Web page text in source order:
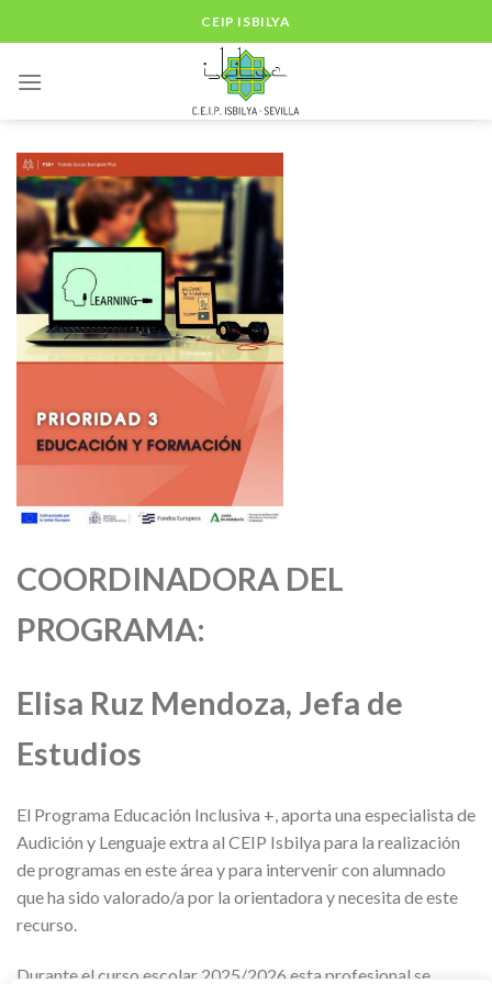
to
CEIP ISBILYA
COORDINADORA DEL
PROGRAMA:
Elisa Ruz Mendoza, Jefa de
Estudios
El Programa Educación Inclusiva +, aporta una especialista de
Audición y Lenguaje extra al CEIP Isbilya para la realización
de programas en este área y para intervenir con alumnado
que ha sido valorado/a por la orientadora y necesita de este
recurso.
Durante el curso escolar 2025/2026 esta profesional se